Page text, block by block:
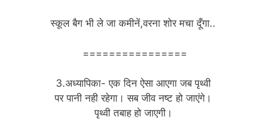
स्कूल बैग भी ले जा कमीनें,वरना शोर मचा दूँगा..
================
3.अध्यापिका- एक दिन ऐसा आएगा जब पृथ्वी
पर पानी नही रहेगा। सब जीव नष्ट हो जाएंगे।
पृथ्वी तबाह हो जाएगी।